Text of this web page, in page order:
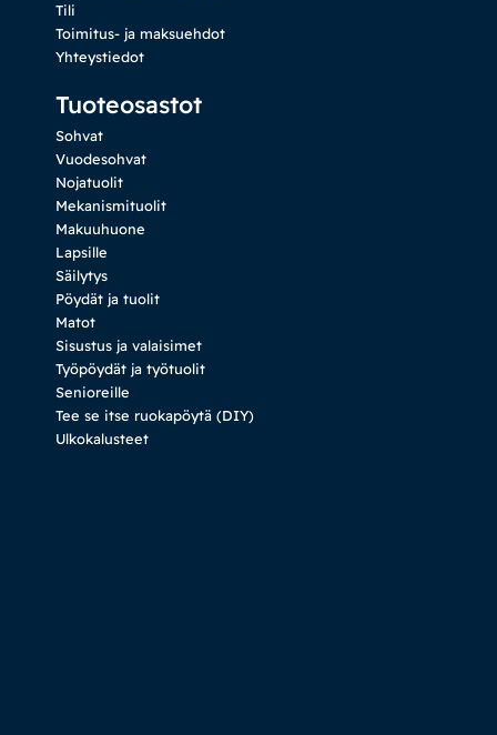
Tili
Toimitus- ja maksuehdot
Yhteystiedot
Tuoteosastot
Sohvat
Vuodesohvat
Nojatuolit
Mekanismituolit
Makuuhuone
Lapsille
Säilytys
Pöydät ja tuolit
Matot
Sisustus ja valaisimet
Työpöydät ja työtuolit
Senioreille
Tee se itse ruokapöytä (DIY)
Ulkokalusteet